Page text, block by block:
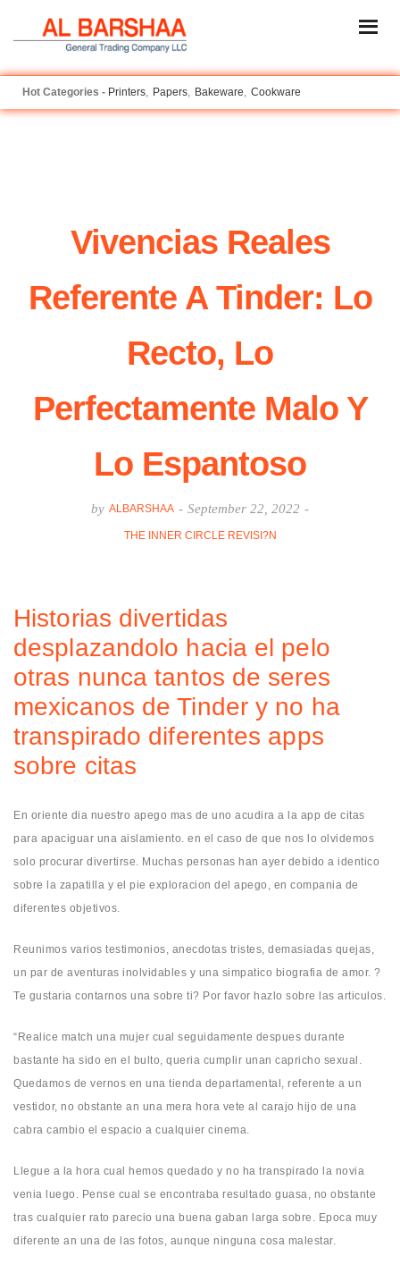
Printers Papers Bakeware Cookware
Vivencias Reales
Referente A Tinder: Lo
Recto, Lo
Perfectamente Malo Y
Lo Espantoso
by ALBARSHAA - September 22, 2022 -
THE INNER CIRCLE REVISI?N
Historias divertidas
desplazandolo hacia el pelo
otras nunca tantos de seres
mexicanos de Tinder y no ha
transpirado diferentes apps
sobre citas
En oriente dia nuestro apego mas de uno acudira a la app de citas
para apaciguar una aislamiento. en el caso de que nos lo olvidemos
solo procurar divertirse. Muchas personas han ayer debido a identico
sobre la zapatilla y el pie exploracion del apego, en compania de
diferentes objetivos.
Reunimos varios testimonios, anecdotas tristes, demasiadas quejas,
un par de aventuras inolvidables y una simpatico biografia de amor. ?
Te gustaria contarnos una sobre ti? Por favor hazlo sobre las articulos.
“Realice match una mujer cual seguidamente despues durante
bastante ha sido en el bulto, queria cumplir unan capricho sexual.
Quedamos de vernos en una tienda departamental, referente a un
vestidor, no obstante an una mera hora vete al carajo hijo de una
cabra cambio el espacio a cualquier cinema.
Llegue a la hora cual hemos quedado y no ha transpirado la novia
venia luego. Pense cual se encontraba resultado guasa, no obstante
tras cualquier rato parecio una buena gaban larga sobre. Epoca muy
diferente an una de las fotos, aunque ninguna cosa malestar.